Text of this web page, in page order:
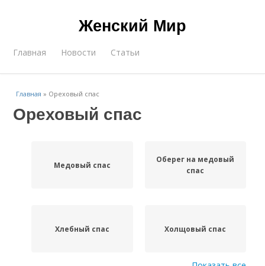
Женский Мир
Главная Новости Статьи
Главная » Ореховый спас
Ореховый спас
Медовый спас
Оберег на медовый
спас
Хлебный спас Холщовый спас